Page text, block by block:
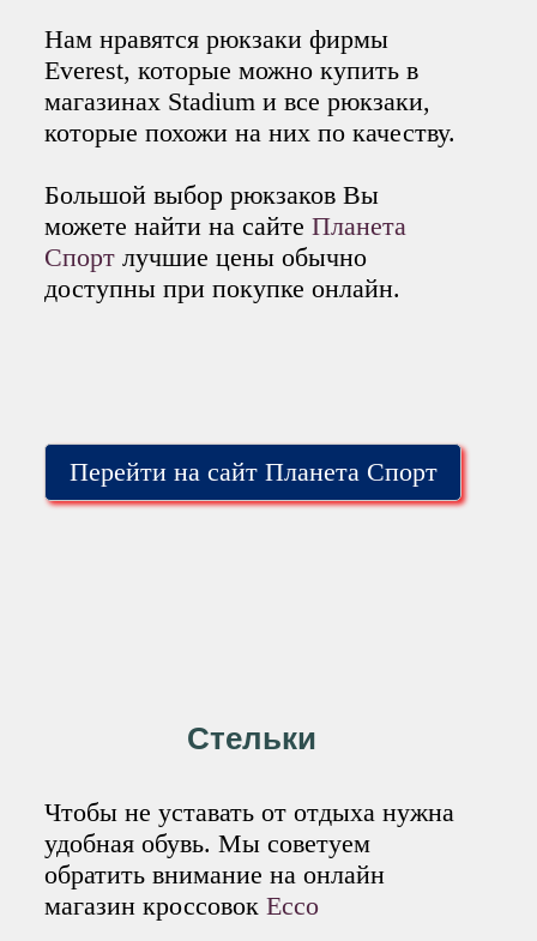
Нам нравятся рюкзаки фирмы
Everest, которые можно купить в
магазинах Stadium и все рюкзаки,
которые похожи на них по качеству.
Большой выбор рюкзаков Вы
можете найти на сайтеПланета
Спортлучшие цены обычно
доступны при покупке онлайн.
Перейти на сайт Планета Спорт
Стельки
Чтобы не уставать от отдыха нужна
удобная обувь. Мы советуем
обратить внимание на онлайн
магазин кроссовокEcco